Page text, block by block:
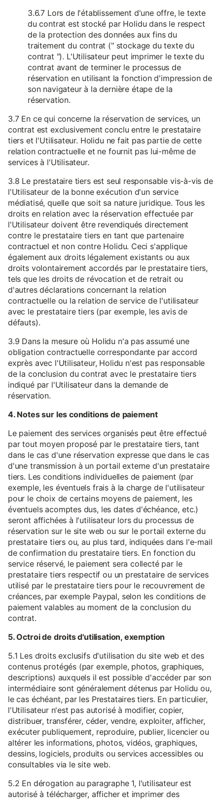
3.6.7 Lors de l'établissement d'une offre, le texte
du contrat est stocké par Holidu dans le respect
de la protection des données aux fins du
traitement du contrat (" stockage du texte du
contrat "). L'Utilisateur peut imprimer le texte du
contrat avant de terminer le processus de
réservation en utilisant la fonction d'impression de
son navigateur à la dernière étape de la
réservation.
3.7 En ce qui concerne la réservation de services, un
contrat est exclusivement conclu entre le prestataire
tiers et l'Utilisateur. Holidu ne fait pas partie de cette
relation contractuelle et ne fournit pas lui-même de
services à l'Utilisateur.
3.8 Le prestataire tiers est seul responsable vis-à-vis de
l'Utilisateur de la bonne exécution d'un service
médiatisé, quelle que soit sa nature juridique. Tous les
droits en relation avec la réservation effectuée par
l'Utilisateur doivent être revendiqués directement
contre le prestataire tiers en tant que partenaire
contractuel et non contre Holidu. Ceci s'applique
également aux droits légalement existants ou aux
droits volontairement accordés par le prestataire tiers,
tels que les droits de révocation et de retrait ou
d'autres déclarations concernant la relation
contractuelle ou la relation de service de l'utilisateur
avec le prestataire tiers (par exemple, les avis de
défauts).
3.9 Dans la mesure où Holidu n'a pas assumé une
obligation contractuelle correspondante par accord
exprès avec l'Utilisateur, Holidu n'est pas responsable
de la conclusion du contrat avec le prestataire tiers
indiqué par l'Utilisateur dans la demande de
réservation.
4. Notes sur les conditions de paiement
Le paiement des services organisés peut être effectué
par tout moyen proposé par le prestataire tiers, tant
dans le cas d'une réservation expresse que dans le cas
d'une transmission à un portail externe d'un prestataire
tiers. Les conditions individuelles de paiement (par
exemple, les éventuels frais à la charge de l'utilisateur
pour le choix de certains moyens de paiement, les
éventuels acomptes dus, les dates d'échéance, etc.)
seront affichées à l'utilisateur lors du processus de
réservation sur le site web ou sur le portail externe du
prestataire tiers ou, au plus tard, indiquées dans l'e-mail
de confirmation du prestataire tiers. En fonction du
service réservé, le paiement sera collecté par le
prestataire tiers respectif ou un prestataire de services
utilisé par le prestataire tiers pour le recouvrement de
créances, par exemple Paypal, selon les conditions de
paiement valables au moment de la conclusion du
contrat.
5. Octroi de droits d'utilisation, exemption
5.1 Les droits exclusifs d'utilisation du site web et des
contenus protégés (par exemple, photos, graphiques,
descriptions) auxquels il est possible d'accéder par son
intermédiaire sont généralement détenus par Holidu ou,
le cas échéant, par les Prestataires tiers. En particulier,
l'Utilisateur n'est pas autorisé à modifier, copier,
distribuer, transférer, céder, vendre, exploiter, afficher,
exécuter publiquement, reproduire, publier, licencier ou
altérer les informations, photos, vidéos, graphiques,
dessins, logiciels, produits ou services accessibles ou
consultables via le site web.
5.2 En dérogation au paragraphe 1, l'utilisateur est
autorisé à télécharger, afficher et imprimer des